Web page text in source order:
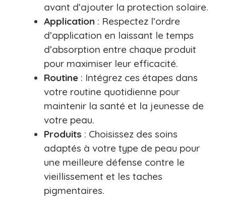
avant d’ajouter la protection solaire.
Application : Respectez l’ordre
d’application en laissant le temps
d’absorption entre chaque produit
pour maximiser leur efficacité.
Routine : Intégrez ces étapes dans
votre routine quotidienne pour
maintenir la santé et la jeunesse de
votre peau.
Produits : Choisissez des soins
adaptés à votre type de peau pour
une meilleure défense contre le
vieillissement et les taches
pigmentaires.